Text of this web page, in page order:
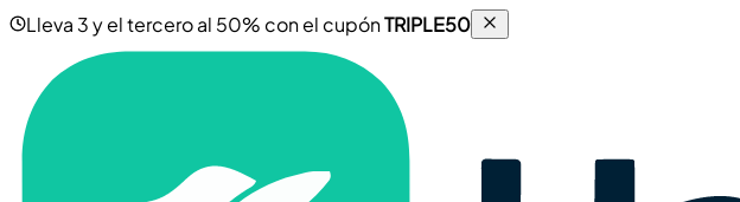
Lleva 3 y el tercero al 50% con el cupónTRIPLE50